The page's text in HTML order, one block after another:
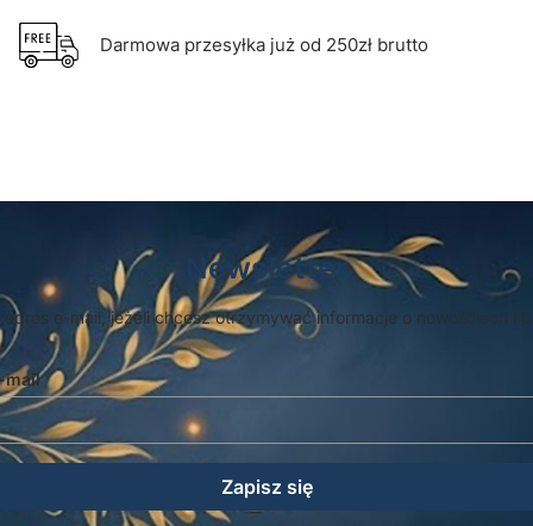
Darmowa przesyłka już od 250zł brutto
Newsletter
adres e-mail, jeżeli chcesz otrzymywać informacje o nowościach i
mail
Zapisz się